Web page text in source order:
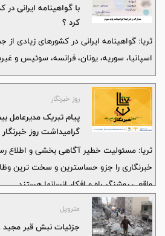
با گواهینامه ایرانی
کرد ؟
ثریا: گواهینامه ایرانی در کشورهای زیادی از
اسپانیا، سوریه، یونان، فرانسه، سوئیس و
روز خبرنگار
پیام تبریک مدیرعامل
گرامیداشت روز خبرنگار
ثریا: مسئولیت خطیر آگاهی بخشی و اطلاع
خبرنگاری را جزو حساسترین و سخت ترین
واقعی روشنگر راه و افکار انسانها هستند.
متروپل
جزئیات نبش قبر مجید